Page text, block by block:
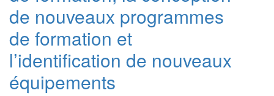
de nouveaux programmes
de formation et
l’identification de nouveaux
équipements